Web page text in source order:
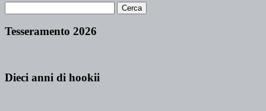
Tesseramento 2026
Dieci anni di hookii